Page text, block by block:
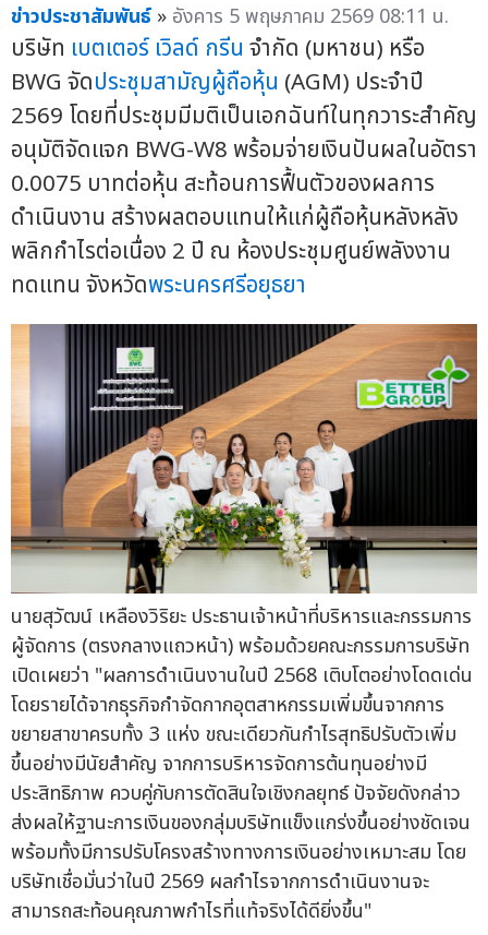
ข่าวประชาสัมพันธ์ » อังคาร 5 พฤษภาคม 2569 08:11 น.
บริษัท เบตเตอร์ เวิลด์ กรีน จำกัด (มหาชน) หรือ
BWG จัดประชุมสามัญผู้ถือหุ้น (AGM) ประจำปี
2569 โดยที่ประชุมมีมติเป็นเอกฉันท์ในทุกวาระสำคัญ
อนุมัติจัดแจก BWG-W8 พร้อมจ่ายเงินปันผลในอัตรา
0.0075 บาทต่อหุ้น สะท้อนการฟื้นตัวของผลการ
ดำเนินงาน สร้างผลตอบแทนให้แก่ผู้ถือหุ้นหลังหลัง
พลิกกำไรต่อเนื่อง 2 ปี ณ ห้องประชุมศูนย์พลังงาน
ทดแทน จังหวัดพระนครศรีอยุธยา
นายสุวัฒน์ เหลืองวิริยะ ประธานเจ้าหน้าที่บริหารและกรรมการ
ผู้จัดการ (ตรงกลางแถวหน้า) พร้อมด้วยคณะกรรมการบริษัท
เปิดเผยว่า "ผลการดำเนินงานในปี 2568 เติบโตอย่างโดดเด่น
โดยรายได้จากธุรกิจกำจัดกากอุตสาหกรรมเพิ่มขึ้นจากการ
ขยายสาขาครบทั้ง 3 แห่ง ขณะเดียวกันกำไรสุทธิปรับตัวเพิ่ม
ขึ้นอย่างมีนัยสำคัญ จากการบริหารจัดการต้นทุนอย่างมี
ประสิทธิภาพ ควบคู่กับการตัดสินใจเชิงกลยุทธ์ ปัจจัยดังกล่าว
ส่งผลให้ฐานะการเงินของกลุ่มบริษัทแข็งแกร่งขึ้นอย่างชัดเจน
พร้อมทั้งมีการปรับโครงสร้างทางการเงินอย่างเหมาะสม โดย
บริษัทเชื่อมั่นว่าในปี 2569 ผลกำไรจากการดำเนินงานจะ
สามารถสะท้อนคุณภาพกำไรที่แท้จริงได้ดียิ่งขึ้น"